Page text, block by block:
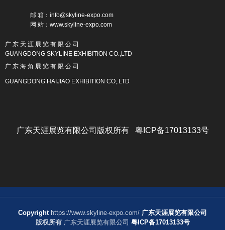
邮 箱：info@skyline-expo.com
网 站：www.skyline-expo.com
广 东 天 涯 展 览 有 限 公 司
GUANGDONG SKYLINE EXHIBITION CO.,LTD
广 东 海 角 展 览 有 限 公 司
GUANGDONG HAIJIAO EXHIBITION CO,.LTD
广东天涯展览有限公司版权所有 粤ICP备17013133号
Copyright https://www.skyline-expo.com/ 广东天涯展览有限公司
版权所有 广东天涯展览有限公司 粤ICP备17013133号